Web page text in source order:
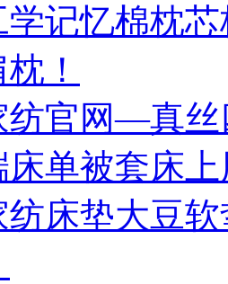
学记忆棉枕
！
纺官网—真丝
床单被套床
纺床垫大豆